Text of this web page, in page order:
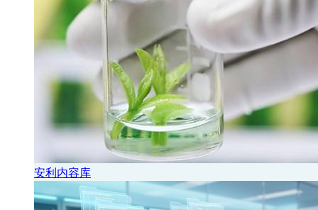
安利内容库